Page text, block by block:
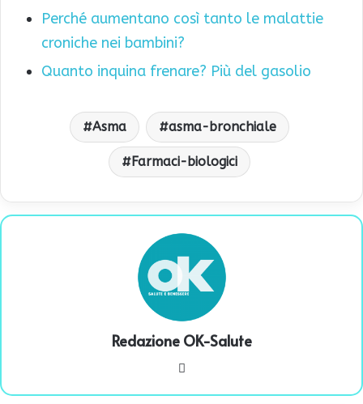
Perché aumentano così tanto le malattie
croniche nei bambini?
Quanto inquina frenare? Più del gasolio
Asma asma-bronchiale
Farmaci-biologici
Redazione OK-Salute